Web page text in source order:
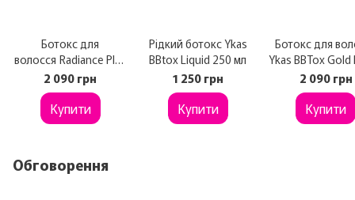
Ботокс для
волосся Radiance Plus
Agi Max BTX Capilar
900 г
2 090 грн
Купити
Рідкий ботокс Ykas
BBtox Liquid 250 мл
1 250 грн
Купити
Ботокс для
Ykas BBTox Gold
Pro 1 кг
2 090 грн
Купити
Обговорення